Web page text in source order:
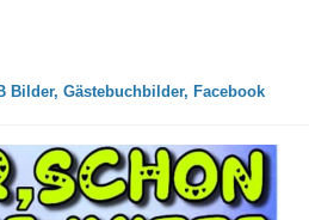
Bilder, Gästebuchbilder, Facebook